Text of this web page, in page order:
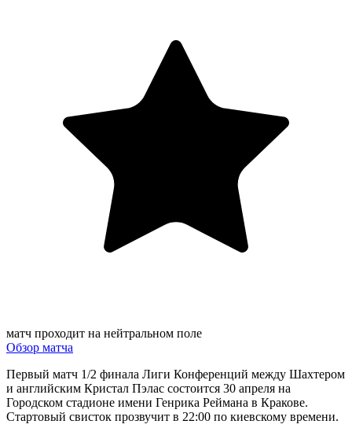
матч проходит на нейтральном поле
Обзор матча
Первый матч 1/2 финала Лиги Конференций между Шахтером
и английским Кристал Пэлас состоится 30 апреля на
Городском стадионе имени Генрика Реймана в Кракове.
Стартовый свисток прозвучит в 22:00 по киевскому времени.